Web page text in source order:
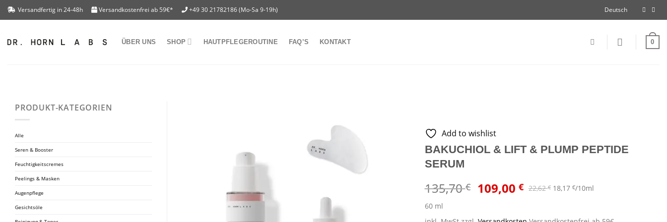
Skip
to
Versandfertig in 24-48h Versandkostenfrei ab 59€* +49 30 21782186 (Mo-Sa 9-19h) Deutsch
ÜBER UNS SHOP HAUTPFLEGEROUTINE FAQ’S KONTAKT 0
PRODUKT-KATEGORIEN
Alle
Seren & Booster
Feuchtigkeitscremes
Peelings & Masken
Augenpflege
Gesichtsöle
BAKUCHIOL & LIFT & PLUMP PEPTIDE
SERUM
135,70€ Ursprünglicher
Preis
109,00 €Aktueller
60 ml
22,62€ 18,17 €/10ml
Add to wishlist